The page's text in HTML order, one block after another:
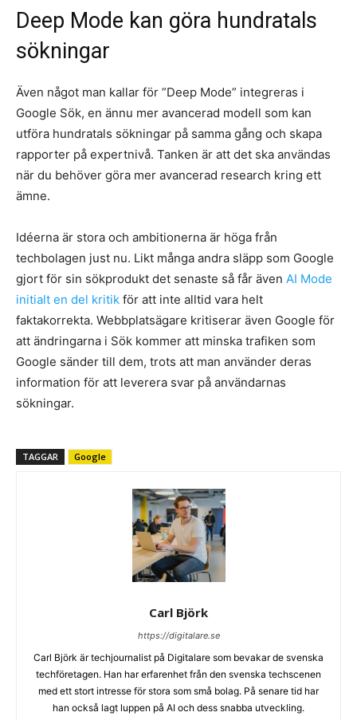
Deep Mode kan göra hundratals
sökningar
Även något man kallar för ”Deep Mode” integreras i
Google Sök, en ännu mer avancerad modell som kan
utföra hundratals sökningar på samma gång och skapa
rapporter på expertnivå. Tanken är att det ska användas
när du behöver göra mer avancerad research kring ett
ämne.
Idéerna är stora och ambitionerna är höga från
techbolagen just nu. Likt många andra släpp som Google
gjort för sin sökprodukt det senaste så får även AI Mode
initialt en del kritik för att inte alltid vara helt
faktakorrekta. Webbplatsägare kritiserar även Google för
att ändringarna i Sök kommer att minska trafiken som
Google sänder till dem, trots att man använder deras
information för att leverera svar på användarnas
sökningar.
TAGGAR Google
Carl Björk
https://digitalare.se
Carl Björk är techjournalist på Digitalare som bevakar de svenska
techföretagen. Han har erfarenhet från den svenska techscenen
med ett stort intresse för stora som små bolag. På senare tid har
han också lagt luppen på AI och dess snabba utveckling.